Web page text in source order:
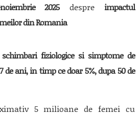
2025despre impactul
din Romania
fiziologice si simptome de
de ani, in timp ce doar 5%, dupa 50 de
5 milioane de femei cu